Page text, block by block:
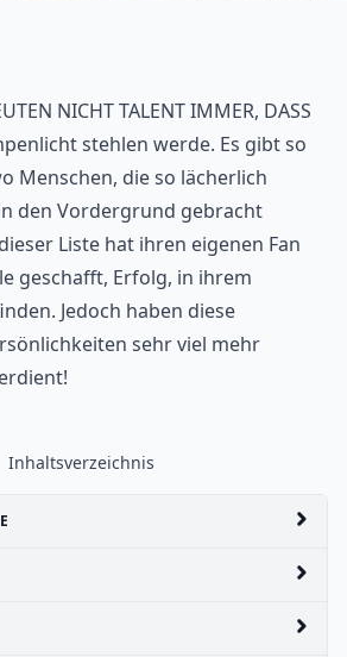
nicht Talent immer, dass
stehlen werde. Es gibt so
Menschen, die so lächerlich
den Vordergrund gebracht
Liste hat ihren eigenen Fan
geschafft, Erfolg, in ihrem
Jedoch haben diese
sehr viel mehr
Inhaltsverzeichnis